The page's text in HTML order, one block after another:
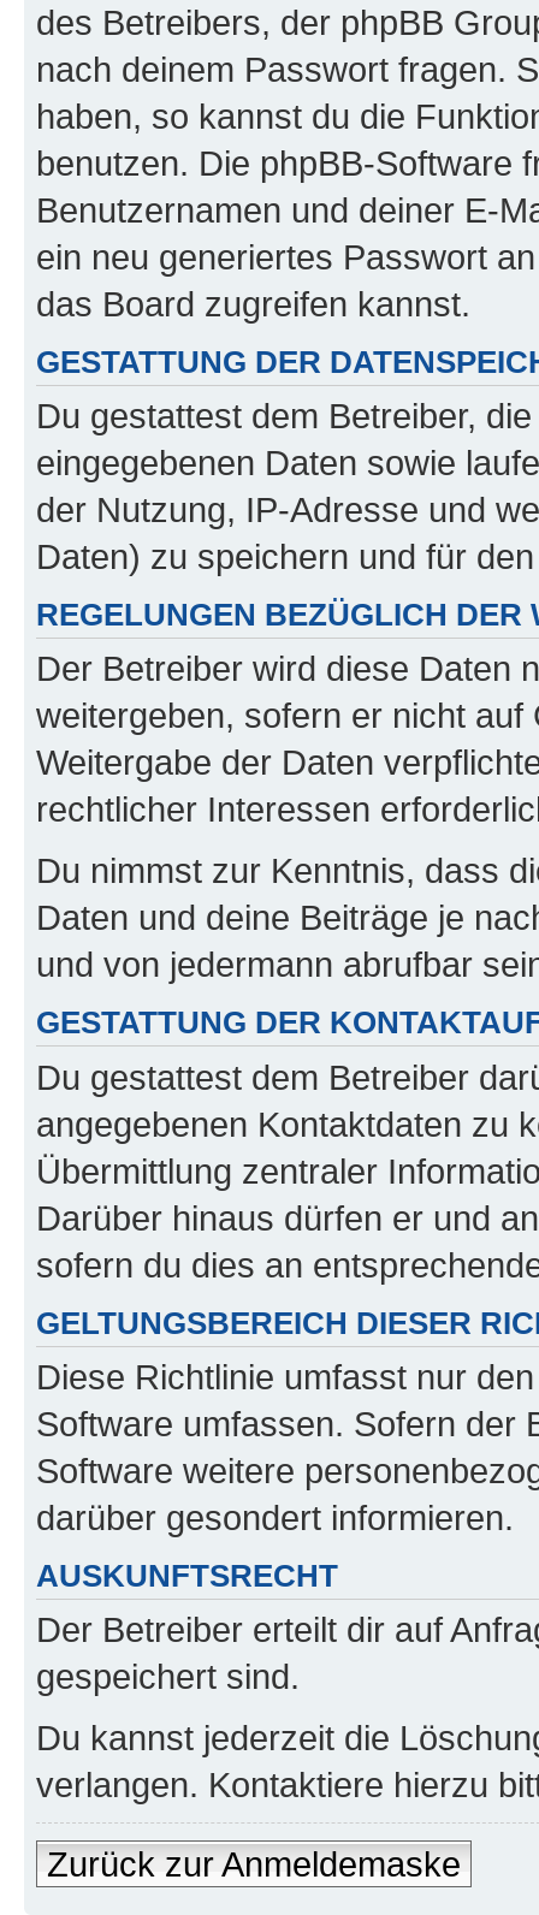
des Betreibers, der phpBB
nach deinem Passwort fragen.
haben, so kannst du die
benutzen. Die phpBB-Software
Benutzernamen und deiner E-
ein neu generiertes Passwort
das Board zugreifen kannst.
GESTATTUNG DER
Du gestattest dem Betreiber,
eingegebenen Daten sowie
der Nutzung, IP-Adresse und
Daten) zu speichern und für
REGELUNGEN BEZÜGLICH DER
Der Betreiber wird diese Daten
weitergeben, sofern er nicht
Weitergabe der Daten
rechtlicher Interessen
Du nimmst zur Kenntnis, dass
Daten und deine Beiträge je
und von jedermann abrufbar
GESTATTUNG DER
Du gestattest dem Betreiber
angegebenen Kontaktdaten zu
Übermittlung zentraler
Darüber hinaus dürfen er und
sofern du dies an
GELTUNGSBEREICH DIESER
Diese Richtlinie umfasst nur
Software umfassen. Sofern der
Software weitere
darüber gesondert informieren.
AUSKUNFTSRECHT
Der Betreiber erteilt dir auf
gespeichert sind.
Du kannst jederzeit die
verlangen. Kontaktiere hierzu
Zurück zur Anmeldemaske